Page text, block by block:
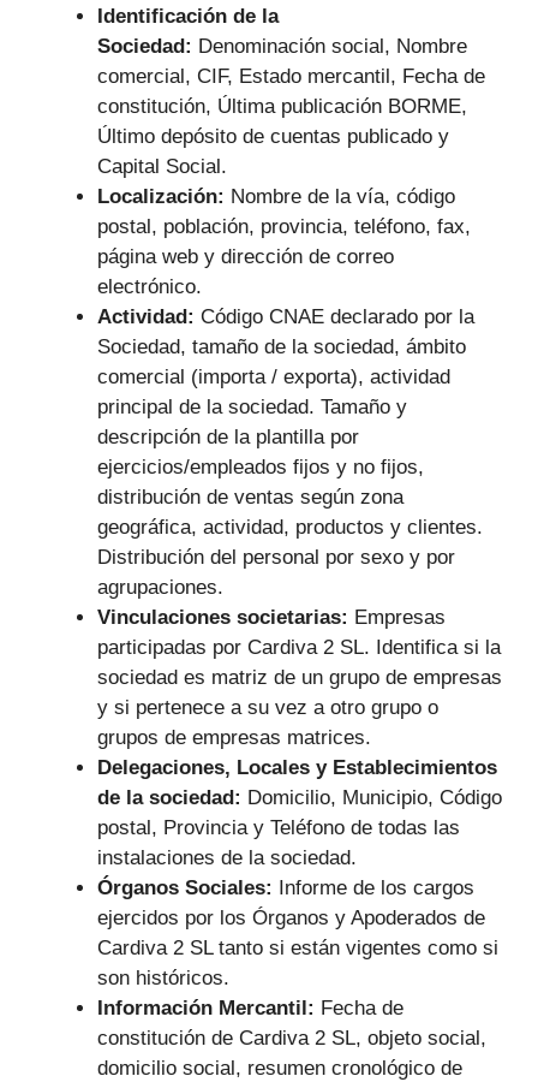
Identificación de la
Sociedad: Denominación social, Nombre
comercial, CIF, Estado mercantil, Fecha de
constitución, Última publicación BORME,
Último depósito de cuentas publicado y
Capital Social.
Localización: Nombre de la vía, código
postal, población, provincia, teléfono, fax,
página web y dirección de correo
electrónico.
Actividad: Código CNAE declarado por la
Sociedad, tamaño de la sociedad, ámbito
comercial (importa / exporta), actividad
principal de la sociedad. Tamaño y
descripción de la plantilla por
ejercicios/empleados fijos y no fijos,
distribución de ventas según zona
geográfica, actividad, productos y clientes.
Distribución del personal por sexo y por
agrupaciones.
Vinculaciones societarias: Empresas
participadas por Cardiva 2 SL. Identifica si la
sociedad es matriz de un grupo de empresas
y si pertenece a su vez a otro grupo o
grupos de empresas matrices.
Delegaciones, Locales y Establecimientos
de la sociedad: Domicilio, Municipio, Código
postal, Provincia y Teléfono de todas las
instalaciones de la sociedad.
Órganos Sociales: Informe de los cargos
ejercidos por los Órganos y Apoderados de
Cardiva 2 SL tanto si están vigentes como si
son históricos.
Información Mercantil: Fecha de
constitución de Cardiva 2 SL, objeto social,
domicilio social, resumen cronológico de